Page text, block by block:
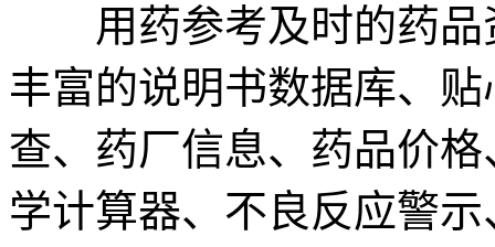
用药参考及时的药品
丰富的说明书数据库、
查、药厂信息、药品价
学计算器、不良反应警